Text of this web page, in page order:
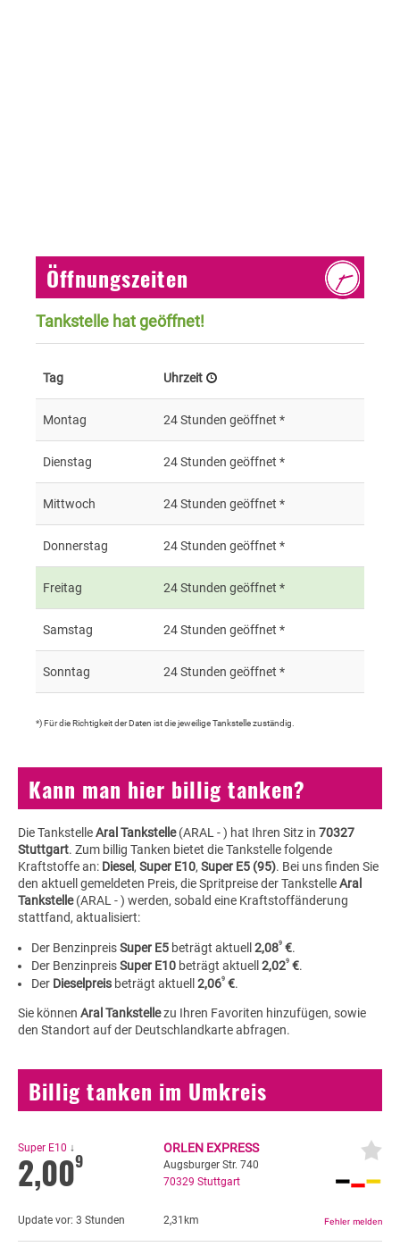
Öffnungszeiten
Tankstelle hat geöffnet!
Tag Uhrzeit
Montag 24 Stunden geöffnet *
Dienstag 24 Stunden geöffnet *
Mittwoch 24 Stunden geöffnet *
Donnerstag 24 Stunden geöffnet *
Freitag 24 Stunden geöffnet *
Samstag 24 Stunden geöffnet *
Sonntag 24 Stunden geöffnet *
*) Für die Richtigkeit der Daten ist die jeweilige Tankstelle zuständig.
Kann man hier billig tanken?
Die TankstelleAral Tankstelle(ARAL - ) hat Ihren Sitz in 70327
Stuttgart. Zum billig Tanken bietet die Tankstelle folgende
Kraftstoffe an: Diesel, Super E10, Super E5 (95). Bei uns finden Sie
den aktuell gemeldeten Preis, die Spritpreise der TankstelleAral
Tankstelle(ARAL - ) werden, sobald eine Kraftstoffänderung
stattfand, aktualisiert:
Der BenzinpreisSuper E5 beträgt aktuell 2,089 €.
Der BenzinpreisSuper E10 beträgt aktuell 2,029 €.
Der Dieselpreis beträgt aktuell 2,069 €.
Sie können Aral Tankstellezu Ihren Favoriten hinzufügen, sowie
den Standort auf der Deutschlandkarte abfragen.
Billig tanken im Umkreis
Super E10 ↓
2,009
ORLEN EXPRESS
Augsburger Str. 740
70329 Stuttgart
Update vor: 3 Stunden 2,31km